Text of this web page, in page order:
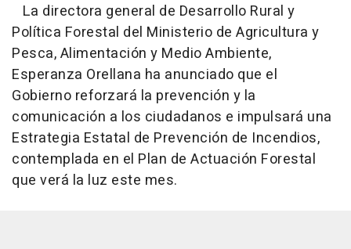
La directora general de Desarrollo Rural y
Política Forestal del Ministerio de Agricultura y
Pesca, Alimentación y Medio Ambiente,
Esperanza Orellana ha anunciado que el
Gobierno reforzará la prevención y la
comunicación a los ciudadanos e impulsará una
Estrategia Estatal de Prevención de Incendios,
contemplada en el Plan de Actuación Forestal
que verá la luz este mes.